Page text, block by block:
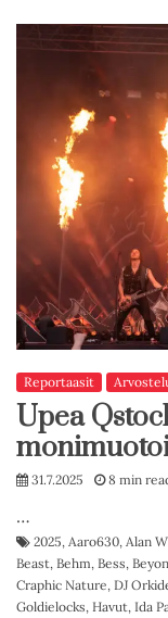
Reportaasit
Upea
31.7.2025 8 min
…
2025, Aaro630, Alan
Beast, Behm, Bess,
Craphic Nature, DJ
Goldielocks, Havut, Ida